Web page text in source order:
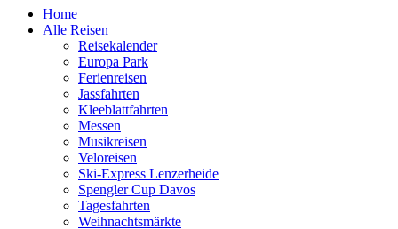
Home
Alle Reisen
Reisekalender
Europa Park
Ferienreisen
Jassfahrten
Kleeblattfahrten
Messen
Musikreisen
Veloreisen
Ski-Express Lenzerheide
Spengler Cup Davos
Tagesfahrten
Weihnachtsmärkte